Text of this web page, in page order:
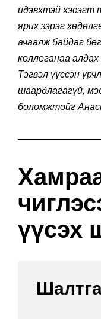
идэвхтэй хэсэгт
ярих зэрэг
ачаалж байдаг
коллеганаа алдах
Тэгвэл үүссэн
шаардлагагүй,
боломжтойг
үүсэх